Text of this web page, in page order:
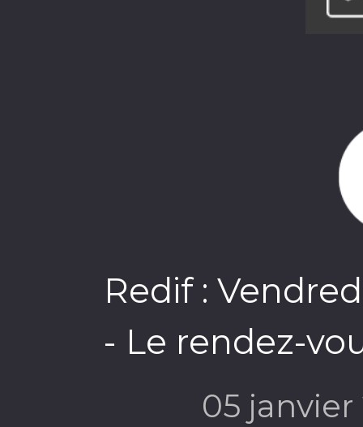
Redif :
- Le rendez-
05